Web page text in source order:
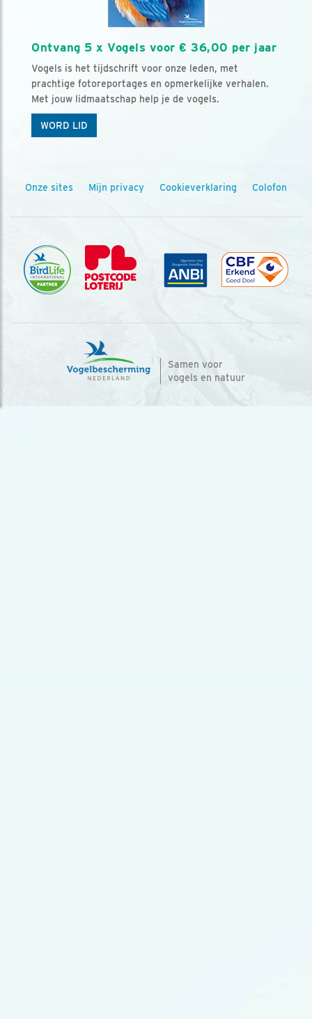
Ontvang 5 x Vogels voor € 36,00 per jaar
Vogels is het tijdschrift voor onze leden, met
prachtige fotoreportages en opmerkelijke verhalen.
Met jouw lidmaatschap help je de vogels.
WORD LID
Onze sites Mijn privacy Cookieverklaring Colofon
Samen voor
vogels en natuur